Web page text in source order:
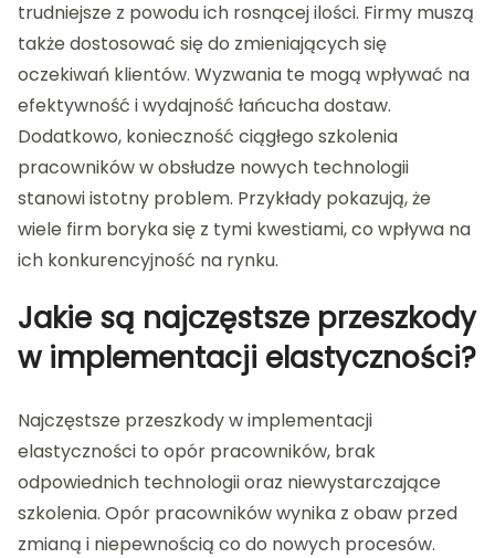
trudniejsze z powodu ich rosnącej ilości. Firmy muszą
także dostosować się do zmieniających się
oczekiwań klientów. Wyzwania te mogą wpływać na
efektywność i wydajność łańcucha dostaw.
Dodatkowo, konieczność ciągłego szkolenia
pracowników w obsłudze nowych technologii
stanowi istotny problem. Przykłady pokazują, że
wiele firm boryka się z tymi kwestiami, co wpływa na
ich konkurencyjność na rynku.
Jakie są najczęstsze przeszkody
w implementacji elastyczności?
Najczęstsze przeszkody w implementacji
elastyczności to opór pracowników, brak
odpowiednich technologii oraz niewystarczające
szkolenia. Opór pracowników wynika z obaw przed
zmianą i niepewnością co do nowych procesów.